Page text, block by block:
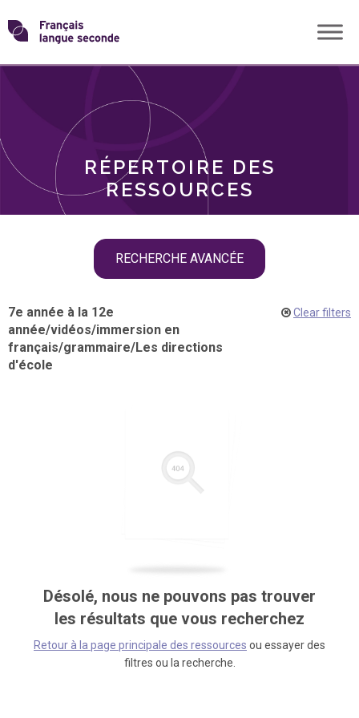
Skip
toTransformons
langue
RÉPERTOIRE DES
RESSOURCES
RECHERCHE AVANCÉE
THÈMES
7e année à la 12e
année/vidéos/immersion en
français/grammaire/Les directions
d'école
Clear filters
Désolé, nous ne pouvons pas trouver
les résultats que vous recherchez
Retour à la page principale des ressources ou essayer des
filtres ou la recherche.